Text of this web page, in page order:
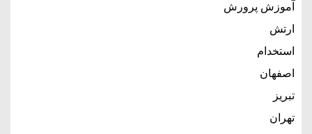
آموزش پرورش
ارتش
استخدام
اصفهان
تبریز
تهران